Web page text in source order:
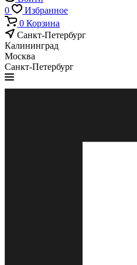
0
Избранное
0 Корзина
Санкт-Петербург
Калининград
Москва
Санкт-Петербург